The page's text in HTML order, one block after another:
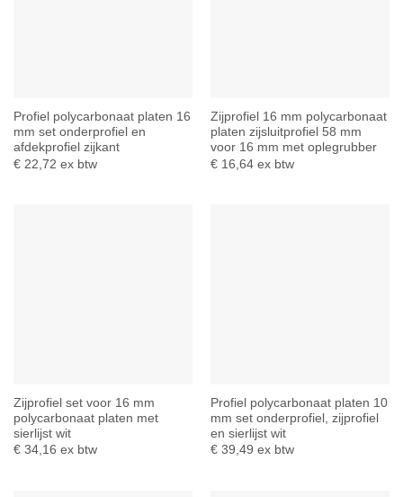
Profiel polycarbonaat platen 16
mm set onderprofiel en
afdekprofiel zijkant
€22,72 ex btw
Zijprofiel 16 mm polycarbonaat
platen zijsluitprofiel 58 mm
voor 16 mm met oplegrubber
€16,64 ex btw
Zijprofiel set voor 16 mm
polycarbonaat platen met
sierlijst wit
€34,16 ex btw
Profiel polycarbonaat platen 10
mm set onderprofiel, zijprofiel
en sierlijst wit
€39,49 ex btw